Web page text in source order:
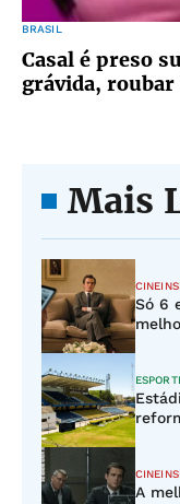
BRASIL
Casal é preso
grávida, roubar
Mais
Só 6
A